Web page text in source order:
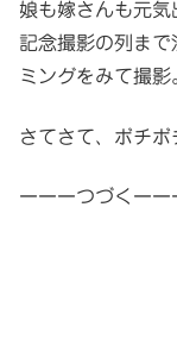
娘も嫁さんも元気
記念撮影の列ま
ミングをみて撮影
さてさて、ボチボ
ーーーつづくーー